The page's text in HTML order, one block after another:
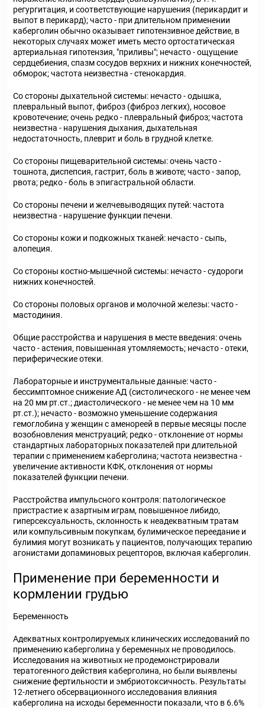
регургитация, и соответствующие нарушения (перикардит и
выпот в перикард); часто - при длительном применении
каберголин обычно оказывает гипотензивное действие, в
некоторых случаях может иметь место ортостатическая
артериальная гипотензия, "приливы"; нечасто - ощущение
сердцебиения, спазм сосудов верхних и нижних конечностей,
обморок; частота неизвестна - стенокардия.
Со стороны дыхательной системы: нечасто - одышка,
плевральный выпот, фиброз (фиброз легких), носовое
кровотечение; очень редко - плевральный фиброз; частота
неизвестна - нарушения дыхания, дыхательная
недостаточность, плеврит и боль в грудной клетке.
Со стороны пищеварительной системы: очень часто -
тошнота, диспепсия, гастрит, боль в животе; часто - запор,
рвота; редко - боль в эпигастральной области.
Со стороны печени и желчевыводящих путей: частота
неизвестна - нарушение функции печени.
Со стороны кожи и подкожных тканей: нечасто - сыпь,
алопеция.
Со стороны костно-мышечной системы: нечасто - судороги
нижних конечностей.
Со стороны половых органов и молочной железы: часто -
мастодиния.
Общие расстройства и нарушения в месте введения: очень
часто - астения, повышенная утомляемость; нечасто - отеки,
периферические отеки.
Лабораторные и инструментальные данные: часто -
бессимптомное снижение АД (систолического - не менее чем
на 20 мм рт.ст.; диастолического - не менее чем на 10 мм
рт.ст.); нечасто - возможно уменьшение содержания
гемоглобина у женщин с аменореей в первые месяцы после
возобновления менструаций; редко - отклонение от нормы
стандартных лабораторных показателей при длительной
терапии с применением каберголина; частота неизвестна -
увеличение активности КФК, отклонения от нормы
показателей функции печени.
Расстройства импульсного контроля: патологическое
пристрастие к азартным играм, повышенное либидо,
гиперсексуальность, склонность к неадекватным тратам
или компульсивным покупкам, булимическое переедание и
булимия могут возникать у пациентов, получающих терапию
агонистами допаминовых рецепторов, включая каберголин.
Применение при беременности и
кормлении грудью
Беременность
Адекватных контролируемых клинических исследований по
применению каберголина у беременных не проводилось.
Исследования на животных не продемонстрировали
тератогенного действия каберголина, но были выявлены
снижение фертильности и эмбриотоксичность. Результаты
12-летнего обсервационного исследования влияния
каберголина на исходы беременности показали, что в 6.6%